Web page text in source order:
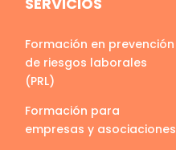
Formación en prevención
de riesgos laborales
(PRL)
Formación para
empresas y asociaciones